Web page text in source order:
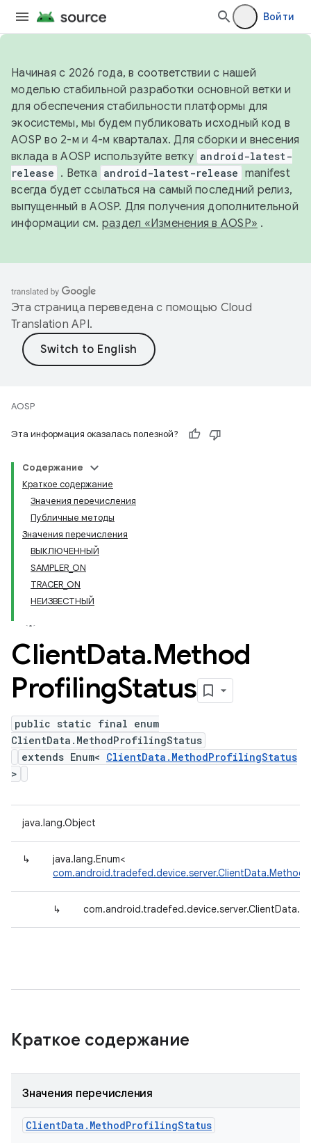
Войти
Начиная с 2026 года, в соответствии с нашей
моделью стабильной разработки основной ветки и
для обеспечения стабильности платформы для
экосистемы, мы будем публиковать исходный код в
AOSP во 2-м и 4-м кварталах. Для сборки и внесения
вклада в AOSP используйте ветку android-latest-
release . Ветка android-latest-release manifest
всегда будет ссылаться на самый последний релиз,
выпущенный в AOSP. Для получения дополнительной
информации см. раздел «Изменения в AOSP» .
Эта страница переведена с помощью Cloud
Translation API.
AOSP
Эта информация оказалась полезной?
Содержание
Краткое содержание
Значения перечисления
Публичные методы
Значения перечисления
ВЫКЛЮЧЕННЫЙ
SAMPLER_ON
TRACER_ON
НЕИЗВЕСТНЫЙ
ClientData.Method
ProfilingStatus
public static final enum
ClientData.MethodProfilingStatus
extends Enum< ClientData.MethodProfilingStatus
>
java.lang.Object
↳
java.lang.Enum<
↳
Краткое содержание
Значения перечисления
ClientData . MethodProfilingStatus